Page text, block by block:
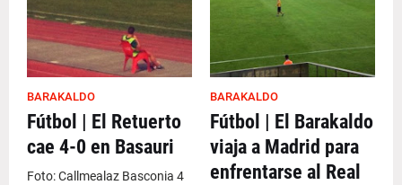
BARAKALDO
Fútbol | El Retuerto
cae 4-0 en Basauri
Foto: Callmealaz Basconia 4
BARAKALDO
Fútbol | El Barakaldo
viaja a Madrid para
enfrentarse al Real